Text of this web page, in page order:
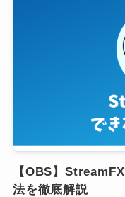
【OBS】
法を徹底解説